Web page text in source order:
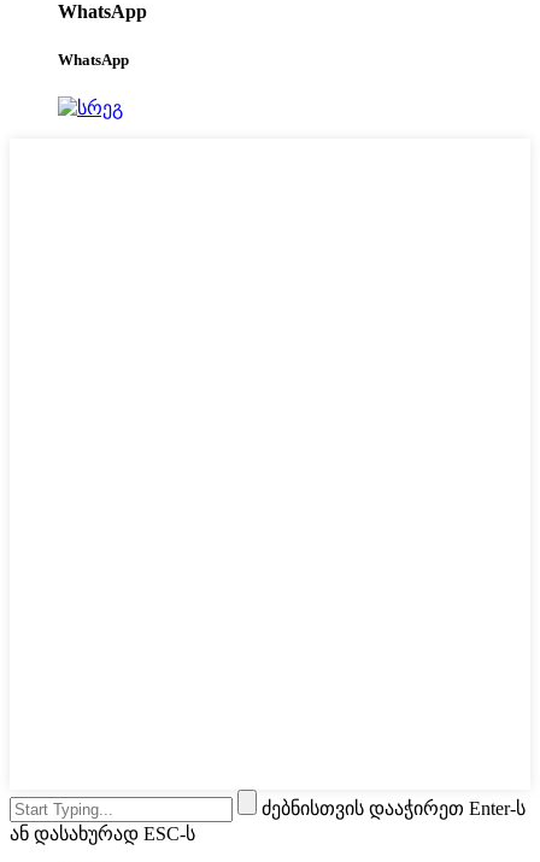
WhatsApp
WhatsApp
ძებნისთვის დააჭირეთ Enter-ს
ან დასახურად ESC-ს